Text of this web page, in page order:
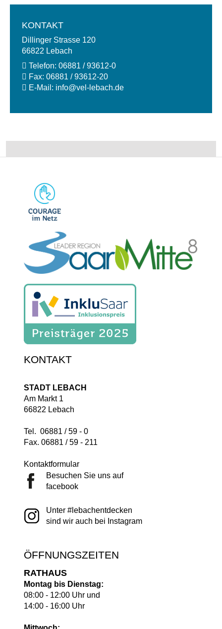
KONTAKT
Dillinger Strasse 120
66822 Lebach
Telefon: 06881 / 93612-0
Fax: 06881 / 93612-20
E-Mail: info@vel-lebach.de
KONTAKT
STADT LEBACH
Am Markt 1
66822 Lebach
Tel. 06881 / 59 - 0
Fax. 06881 / 59 - 211
Kontaktformular
Besuchen Sie uns auf
facebook
Unter #lebachentdecken
sind wir auch bei Instagram
ÖFFNUNGSZEITEN
RATHAUS
Montag bis Dienstag:
08:00 - 12:00 Uhr und
14:00 - 16:00 Uhr